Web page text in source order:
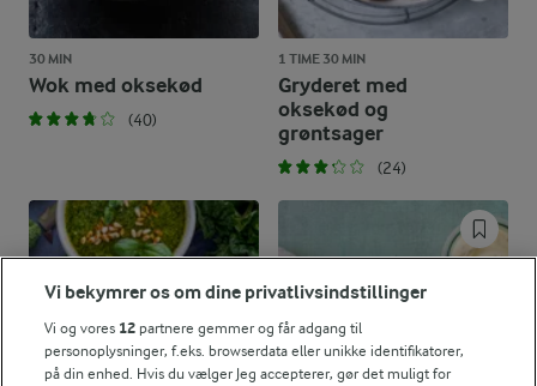
30 MIN
Wok med oksekød
(40)
1 TIME 30 MIN
Gryderet med
oksekød og
grøntsager
(24)
Vi bekymrer os om dine privatlivsindstillinger
Vi og vores 12 partnere gemmer og får adgang til
personoplysninger, f.eks. browserdata eller unikke identifikatorer,
på din enhed. Hvis du vælger Jeg accepterer, gør det muligt for